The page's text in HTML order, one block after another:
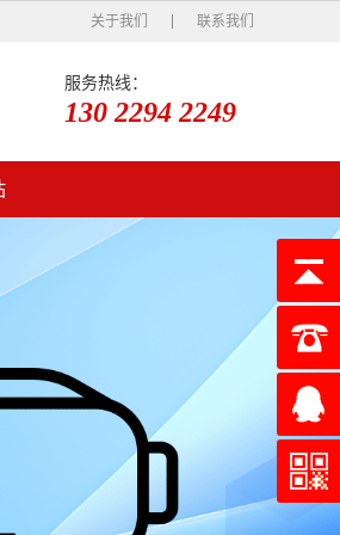
关于我们 联系我们
服务热线：
130 2294 2249